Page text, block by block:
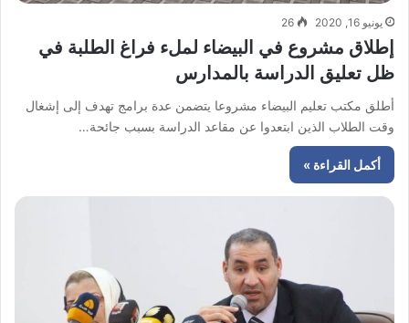
يونيو 16, 2020 26
إطلاق مشروع في البيضاء لملء فراغ الطلبة في
ظل تعليق الدراسة بالمدارس
أطلق مكتب تعليم البيضاء مشروعا يتضمن عدة برامج تهدف إلى إشغال
وقت الطلاب الذين ابتعدوا عن مقاعد الدراسة بسبب جائحة…
أكمل القراءة »